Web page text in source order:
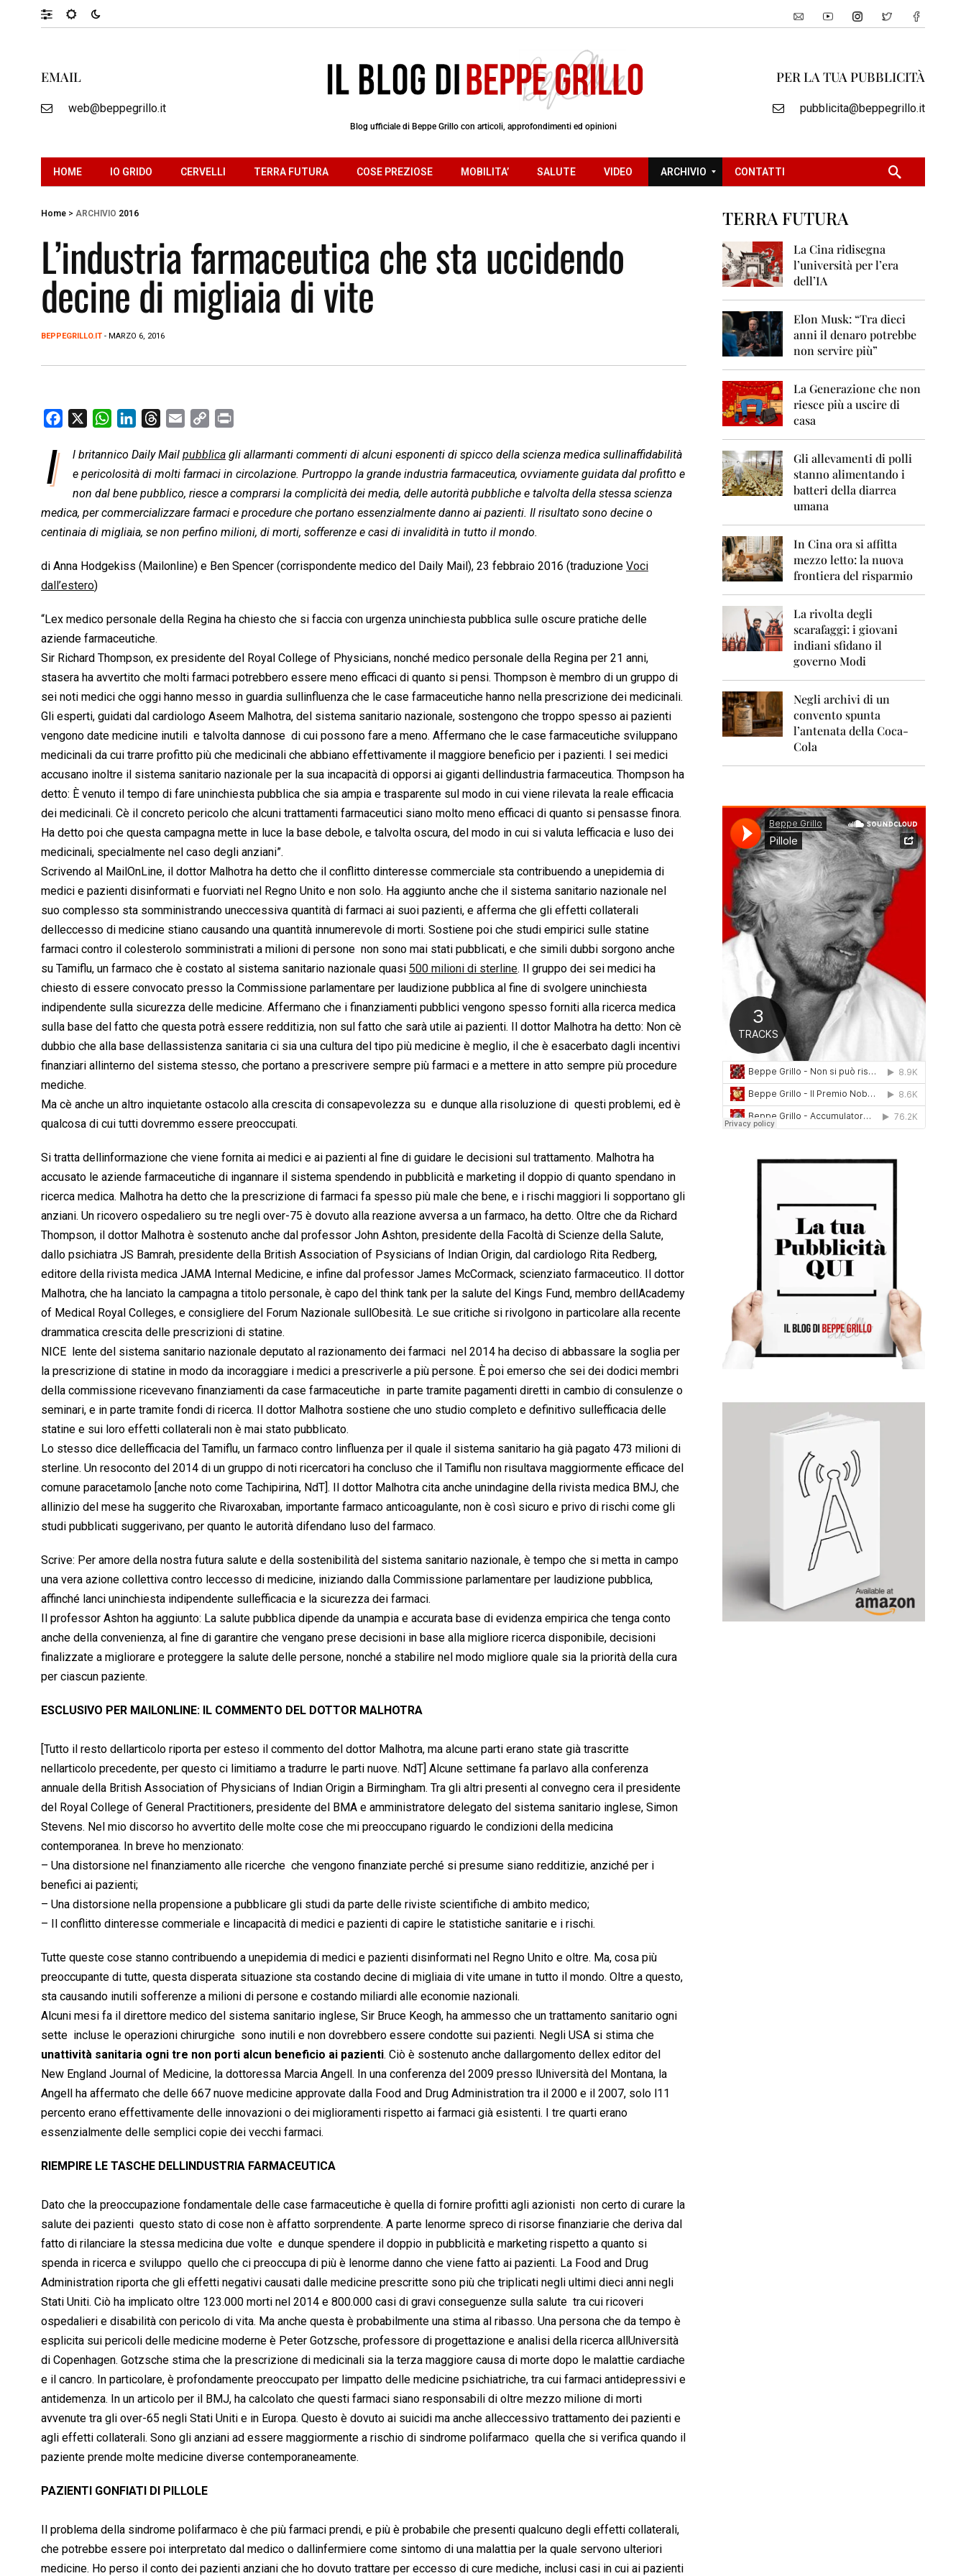
EMAIL
web@beppegrillo.it
Blog ufficiale di Beppe Grillo con articoli, approfondimenti ed opinioni
PER LA TUA PUBBLICITÀ
pubblicita@beppegrillo.it
HOME IO GRIDO CERVELLI TERRA FUTURA COSE PREZIOSE MOBILITA’ SALUTE VIDEO ARCHIVIO
2
0
8
2
2
0
1
2
0
1
2
4
2
6
CONTATTI
Home > ARCHIVIO 2016
L’industria farmaceutica che sta uccidendo
decine di migliaia di vite
BEPPEGRILLO.IT - MARZO 6, 2016
o
o
W
a
t
s
A
p
n
k
e
d
I
r
e
a
d
s
a
i
l
p
y
L
i
n
i
n
t
I l britannico Daily Mail pubblica gli allarmanti commenti di alcuni esponenti di spicco della scienza medica sullinaffidabilità
e pericolosità di molti farmaci in circolazione. Purtroppo la grande industria farmaceutica, ovviamente guidata dal profitto e
non dal bene pubblico, riesce a comprarsi la complicità dei media, delle autorità pubbliche e talvolta della stessa scienza
medica, per commercializzare farmaci e procedure che portano essenzialmente danno ai pazienti. Il risultato sono decine o
centinaia di migliaia, se non perfino milioni, di morti, sofferenze e casi di invalidità in tutto il mondo.
di Anna Hodgekiss (Mailonline) e Ben Spencer (corrispondente medico del Daily Mail), 23 febbraio 2016 (traduzione Voci
dall’estero)
“Lex medico personale della Regina ha chiesto che si faccia con urgenza uninchiesta pubblica sulle oscure pratiche delle
aziende farmaceutiche.
Sir Richard Thompson, ex presidente del Royal College of Physicians, nonché medico personale della Regina per 21 anni,
stasera ha avvertito che molti farmaci potrebbero essere meno efficaci di quanto si pensi. Thompson è membro di un gruppo di
sei noti medici che oggi hanno messo in guardia sullinfluenza che le case farmaceutiche hanno nella prescrizione dei medicinali.
Gli esperti, guidati dal cardiologo Aseem Malhotra, del sistema sanitario nazionale, sostengono che troppo spesso ai pazienti
vengono date medicine inutili  e talvolta dannose  di cui possono fare a meno. Affermano che le case farmaceutiche sviluppano
medicinali da cui trarre profitto più che medicinali che abbiano effettivamente il maggiore beneficio per i pazienti. I sei medici
accusano inoltre il sistema sanitario nazionale per la sua incapacità di opporsi ai giganti dellindustria farmaceutica. Thompson ha
detto: È venuto il tempo di fare uninchiesta pubblica che sia ampia e trasparente sul modo in cui viene rilevata la reale efficacia
dei medicinali. Cè il concreto pericolo che alcuni trattamenti farmaceutici siano molto meno efficaci di quanto si pensasse finora.
Ha detto poi che questa campagna mette in luce la base debole, e talvolta oscura, del modo in cui si valuta lefficacia e luso dei
medicinali, specialmente nel caso degli anziani”.
Scrivendo al MailOnLine, il dottor Malhotra ha detto che il conflitto dinteresse commerciale sta contribuendo a unepidemia di
medici e pazienti disinformati e fuorviati nel Regno Unito e non solo. Ha aggiunto anche che il sistema sanitario nazionale nel
suo complesso sta somministrando uneccessiva quantità di farmaci ai suoi pazienti, e afferma che gli effetti collaterali
delleccesso di medicine stiano causando una quantità innumerevole di morti. Sostiene poi che studi empirici sulle statine 
farmaci contro il colesterolo somministrati a milioni di persone  non sono mai stati pubblicati, e che simili dubbi sorgono anche
su Tamiflu, un farmaco che è costato al sistema sanitario nazionale quasi 500 milioni di sterline. Il gruppo dei sei medici ha
chiesto di essere convocato presso la Commissione parlamentare per laudizione pubblica al fine di svolgere uninchiesta
indipendente sulla sicurezza delle medicine. Affermano che i finanziamenti pubblici vengono spesso forniti alla ricerca medica
sulla base del fatto che questa potrà essere redditizia, non sul fatto che sarà utile ai pazienti. Il dottor Malhotra ha detto: Non cè
dubbio che alla base dellassistenza sanitaria ci sia una cultura del tipo più medicine è meglio, il che è esacerbato dagli incentivi
finanziari allinterno del sistema stesso, che portano a prescrivere sempre più farmaci e a mettere in atto sempre più procedure
mediche.
Ma cè anche un altro inquietante ostacolo alla crescita di consapevolezza su  e dunque alla risoluzione di  questi problemi, ed è
qualcosa di cui tutti dovremmo essere preoccupati.
Si tratta dellinformazione che viene fornita ai medici e ai pazienti al fine di guidare le decisioni sul trattamento. Malhotra ha
accusato le aziende farmaceutiche di ingannare il sistema spendendo in pubblicità e marketing il doppio di quanto spendano in
ricerca medica. Malhotra ha detto che la prescrizione di farmaci fa spesso più male che bene, e i rischi maggiori li sopportano gli
anziani. Un ricovero ospedaliero su tre negli over-75 è dovuto alla reazione avversa a un farmaco, ha detto. Oltre che da Richard
Thompson, il dottor Malhotra è sostenuto anche dal professor John Ashton, presidente della Facoltà di Scienze della Salute,
dallo psichiatra JS Bamrah, presidente della British Association of Psysicians of Indian Origin, dal cardiologo Rita Redberg,
editore della rivista medica JAMA Internal Medicine, e infine dal professor James McCormack, scienziato farmaceutico. Il dottor
Malhotra, che ha lanciato la campagna a titolo personale, è capo del think tank per la salute del Kings Fund, membro dellAcademy
of Medical Royal Colleges, e consigliere del Forum Nazionale sullObesità. Le sue critiche si rivolgono in particolare alla recente
drammatica crescita delle prescrizioni di statine.
NICE  lente del sistema sanitario nazionale deputato al razionamento dei farmaci  nel 2014 ha deciso di abbassare la soglia per
la prescrizione di statine in modo da incoraggiare i medici a prescriverle a più persone. È poi emerso che sei dei dodici membri
della commissione ricevevano finanziamenti da case farmaceutiche  in parte tramite pagamenti diretti in cambio di consulenze o
seminari, e in parte tramite fondi di ricerca. Il dottor Malhotra sostiene che uno studio completo e definitivo sullefficacia delle
statine e sui loro effetti collaterali non è mai stato pubblicato.
Lo stesso dice dellefficacia del Tamiflu, un farmaco contro linfluenza per il quale il sistema sanitario ha già pagato 473 milioni di
sterline. Un resoconto del 2014 di un gruppo di noti ricercatori ha concluso che il Tamiflu non risultava maggiormente efficace del
comune paracetamolo [anche noto come Tachipirina, NdT]. Il dottor Malhotra cita anche unindagine della rivista medica BMJ, che
allinizio del mese ha suggerito che Rivaroxaban, importante farmaco anticoagulante, non è così sicuro e privo di rischi come gli
studi pubblicati suggerivano, per quanto le autorità difendano luso del farmaco.
Scrive: Per amore della nostra futura salute e della sostenibilità del sistema sanitario nazionale, è tempo che si metta in campo
una vera azione collettiva contro leccesso di medicine, iniziando dalla Commissione parlamentare per laudizione pubblica,
affinché lanci uninchiesta indipendente sullefficacia e la sicurezza dei farmaci.
Il professor Ashton ha aggiunto: La salute pubblica dipende da unampia e accurata base di evidenza empirica che tenga conto
anche della convenienza, al fine di garantire che vengano prese decisioni in base alla migliore ricerca disponibile, decisioni
finalizzate a migliorare e proteggere la salute delle persone, nonché a stabilire nel modo migliore quale sia la priorità della cura
per ciascun paziente.
ESCLUSIVO PER MAILONLINE: IL COMMENTO DEL DOTTOR MALHOTRA
[Tutto il resto dellarticolo riporta per esteso il commento del dottor Malhotra, ma alcune parti erano state già trascritte
nellarticolo precedente, per questo ci limitiamo a tradurre le parti nuove. NdT] Alcune settimane fa parlavo alla conferenza
annuale della British Association of Physicians of Indian Origin a Birmingham. Tra gli altri presenti al convegno cera il presidente
del Royal College of General Practitioners, presidente del BMA e amministratore delegato del sistema sanitario inglese, Simon
Stevens. Nel mio discorso ho avvertito delle molte cose che mi preoccupano riguardo le condizioni della medicina
contemporanea. In breve ho menzionato:
– Una distorsione nel finanziamento alle ricerche  che vengono finanziate perché si presume siano redditizie, anziché per i
benefici ai pazienti;
– Una distorsione nella propensione a pubblicare gli studi da parte delle riviste scientifiche di ambito medico;
– Il conflitto dinteresse commeriale e lincapacità di medici e pazienti di capire le statistiche sanitarie e i rischi.
Tutte queste cose stanno contribuendo a unepidemia di medici e pazienti disinformati nel Regno Unito e oltre. Ma, cosa più
preoccupante di tutte, questa disperata situazione sta costando decine di migliaia di vite umane in tutto il mondo. Oltre a questo,
sta causando inutili sofferenze a milioni di persone e costando miliardi alle economie nazionali.
Alcuni mesi fa il direttore medico del sistema sanitario inglese, Sir Bruce Keogh, ha ammesso che un trattamento sanitario ogni
sette  incluse le operazioni chirurgiche  sono inutili e non dovrebbero essere condotte sui pazienti. Negli USA si stima che
unattività sanitaria ogni tre non porti alcun beneficio ai pazienti. Ciò è sostenuto anche dallargomento dellex editor del
New England Journal of Medicine, la dottoressa Marcia Angell. In una conferenza del 2009 presso lUniversità del Montana, la
Angell ha affermato che delle 667 nuove medicine approvate dalla Food and Drug Administration tra il 2000 e il 2007, solo l11
percento erano effettivamente delle innovazioni o dei miglioramenti rispetto ai farmaci già esistenti. I tre quarti erano
essenzialmente delle semplici copie dei vecchi farmaci.
RIEMPIRE LE TASCHE DELLINDUSTRIA FARMACEUTICA
Dato che la preoccupazione fondamentale delle case farmaceutiche è quella di fornire profitti agli azionisti  non certo di curare la
salute dei pazienti  questo stato di cose non è affatto sorprendente. A parte lenorme spreco di risorse finanziarie che deriva dal
fatto di rilanciare la stessa medicina due volte  e dunque spendere il doppio in pubblicità e marketing rispetto a quanto si
spenda in ricerca e sviluppo  quello che ci preoccupa di più è lenorme danno che viene fatto ai pazienti. La Food and Drug
Administration riporta che gli effetti negativi causati dalle medicine prescritte sono più che triplicati negli ultimi dieci anni negli
Stati Uniti. Ciò ha implicato oltre 123.000 morti nel 2014 e 800.000 casi di gravi conseguenze sulla salute  tra cui ricoveri
ospedalieri e disabilità con pericolo di vita. Ma anche questa è probabilmente una stima al ribasso. Una persona che da tempo è
esplicita sui pericoli delle medicine moderne è Peter Gotzsche, professore di progettazione e analisi della ricerca allUniversità
di Copenhagen. Gotzsche stima che la prescrizione di medicinali sia la terza maggiore causa di morte dopo le malattie cardiache
e il cancro. In particolare, è profondamente preoccupato per limpatto delle medicine psichiatriche, tra cui farmaci antidepressivi e
antidemenza. In un articolo per il BMJ, ha calcolato che questi farmaci siano responsabili di oltre mezzo milione di morti
avvenute tra gli over-65 negli Stati Uniti e in Europa. Questo è dovuto ai suicidi ma anche alleccessivo trattamento dei pazienti e
agli effetti collaterali. Sono gli anziani ad essere maggiormente a rischio di sindrome polifarmaco  quella che si verifica quando il
paziente prende molte medicine diverse contemporaneamente.
PAZIENTI GONFIATI DI PILLOLE
Il problema della sindrome polifarmaco è che più farmaci prendi, e più è probabile che presenti qualcuno degli effetti collaterali,
che potrebbe essere poi interpretato dal medico o dallinfermiere come sintomo di una malattia per la quale servono ulteriori
medicine. Ho perso il conto dei pazienti anziani che ho dovuto trattare per eccesso di cure mediche, inclusi casi in cui ai pazienti
TERRA FUTURA
La Cina ridisegna
l’università per l’era
dell’IA
Elon Musk: “Tra dieci
anni il denaro potrebbe
non servire più”
La Generazione che non
riesce più a uscire di
casa
Gli allevamenti di polli
stanno alimentando i
batteri della diarrea
umana
In Cina ora si affitta
mezzo letto: la nuova
frontiera del risparmio
La rivolta degli
scarafaggi: i giovani
indiani sfidano il
governo Modi
Negli archivi di un
convento spunta
l’antenata della Coca-
Cola